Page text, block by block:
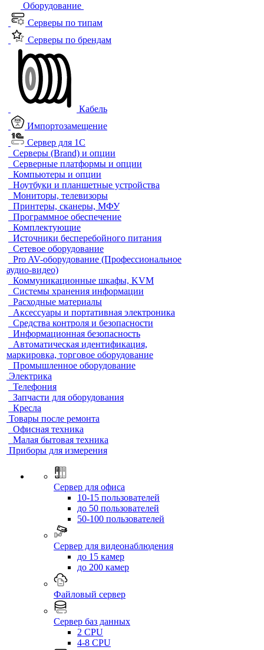
Оборудование
Серверы по типам
Серверы по брендам
Кабель
Импортозамещение
Сервер для 1С
Серверы (Brand) и опции
Серверные платформы и опции
Компьютеры и опции
Ноутбуки и планшетные устройства
Мониторы, телевизоры
Принтеры, сканеры, МФУ
Программное обеспечение
Комплектующие
Источники бесперебойного питания
Сетевое оборудование
Pro AV-оборудование (Профессиональное
аудио-видео)
Коммуникационные шкафы, KVM
Системы хранения информации
Расходные материалы
Аксессуары и портативная электроника
Средства контроля и безопасности
Информационная безопасность
Автоматическая идентификация,
маркировка, торговое оборудование
Промышленное оборудование
Электрика
Телефония
Запчасти для оборудования
Кресла
Товары после ремонта
Офисная техника
Малая бытовая техника
Приборы для измерения
Сервер для офиса
10-15 пользователей
до 50 пользователей
50-100 пользователей
Сервер для видеонаблюдения
до 15 камер
до 200 камер
Файловый сервер
Сервер баз данных
2 CPU
4-8 CPU